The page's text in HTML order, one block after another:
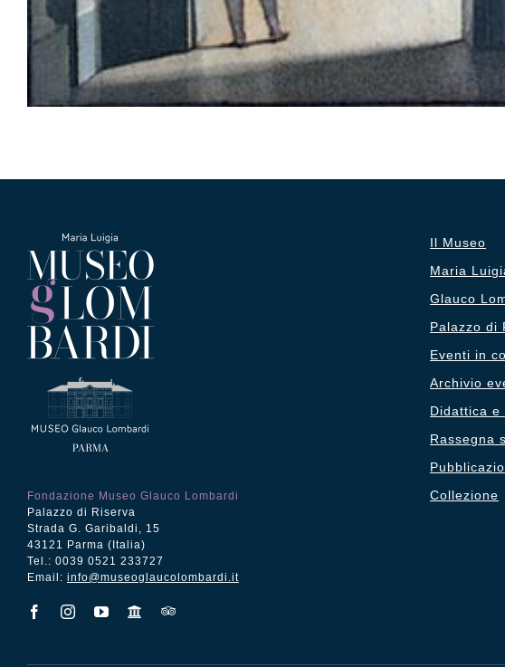
Fondazione Museo Glauco Lombardi
Palazzo di Riserva
Strada G. Garibaldi, 15
43121 Parma (Italia)
Tel.: 0039 0521 233727
Email: info@museoglaucolombardi.it
Il Museo
Maria
Glauco
Palazzo di
Eventi in
Archivio
Didattica e
Rassegna
Collezione